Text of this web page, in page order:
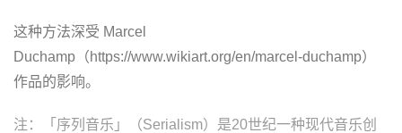
这种方法深受 Marcel
Duchamp（https://www.wikiart.org/en/marcel-duchamp）
作品的影响。
注：「序列音乐」（Serialism）是20世纪一种现代音乐创